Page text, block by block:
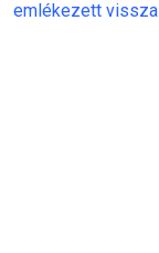
emlékezett vissza